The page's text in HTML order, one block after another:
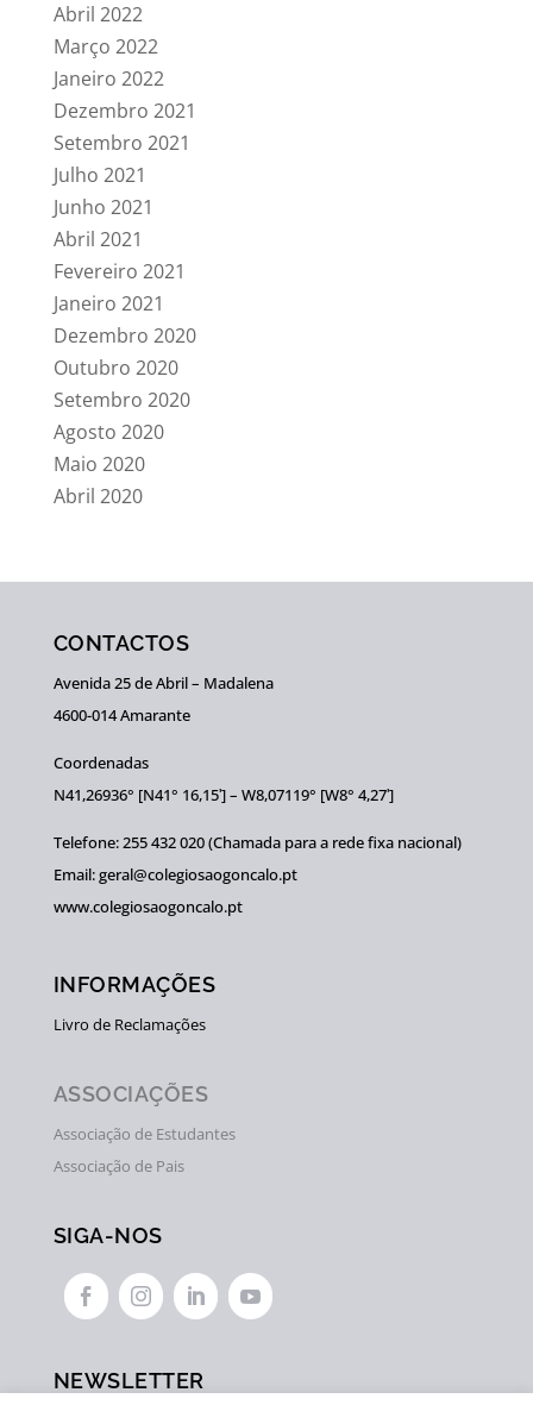
Abril 2022
Março 2022
Janeiro 2022
Dezembro 2021
Setembro 2021
Julho 2021
Junho 2021
Abril 2021
Fevereiro 2021
Janeiro 2021
Dezembro 2020
Outubro 2020
Setembro 2020
Agosto 2020
Maio 2020
Abril 2020
CONTACTOS
Avenida 25 de Abril – Madalena
4600-014 Amarante
Coordenadas
N41,26936° [N41° 16,15ʹ] – W8,07119° [W8° 4,27ʹ]
Telefone: 255 432 020 (Chamada para a rede fixa nacional)
Email: geral@colegiosaogoncalo.pt
www.colegiosaogoncalo.pt
INFORMAÇÕES
Livro de Reclamações
ASSOCIAÇÕES
Associação de Estudantes
Associação de Pais
SIGA-NOS
   
NEWSLETTER